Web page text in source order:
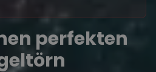
perfekten